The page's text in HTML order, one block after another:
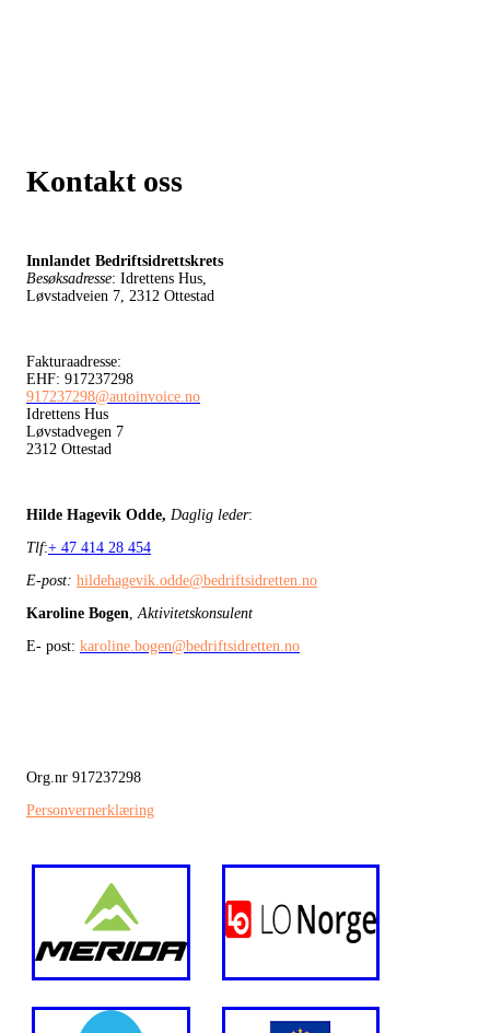
Kontakt oss
Innlandet Bedriftsidrettskrets
Besøksadresse: Idrettens Hus,
Løvstadveien 7, 2312 Ottestad
Fakturaadresse:
EHF: 917237298
917237298@autoinvoice.no
Idrettens Hus
Løvstadvegen 7
2312 Ottestad
Hilde Hagevik Odde, Daglig leder:
Tlf:+ 47 414 28 454
E-post: hildehagevik.odde@bedriftsidretten.no
Karoline Bogen Aktivitetskonsulent
E- post: karoline.bogen@bedriftsidretten.no
Org.nr 917237298
Personvernerklæring